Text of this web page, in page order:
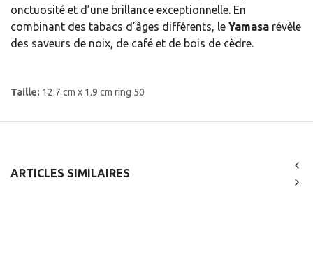
onctuosité et d’une brillance exceptionnelle. En
combinant des tabacs d’âges différents, le Yamasa révèle
des saveurs de noix, de café et de bois de cèdre.
Taille: 12.7 cm x 1.9 cm ring 50
ARTICLES SIMILAIRES